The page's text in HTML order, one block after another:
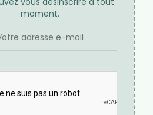
Frais de port
Offerts à partir de 70€ d'achat
en France métropolitaine pour